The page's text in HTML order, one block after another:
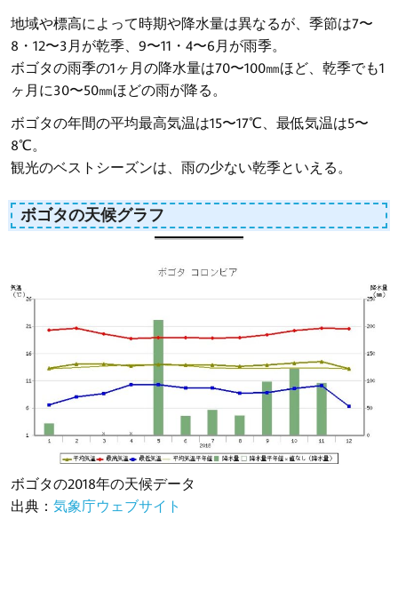
地域や標高によって時期や降水量は異なるが、季節は7〜
8・12〜3月が乾季、9〜11・4〜6月が雨季。
ボゴタの雨季の1ヶ月の降水量は70〜100㎜ほど、乾季でも1
ヶ月に30〜50㎜ほどの雨が降る。
ボゴタの年間の平均最高気温は15〜17℃、最低気温は5〜
8℃。
観光のベストシーズンは、雨の少ない乾季といえる。
ボゴタの天候グラフ
ボゴタの2018年の天候データ
出典： 気象庁ウェブサイト